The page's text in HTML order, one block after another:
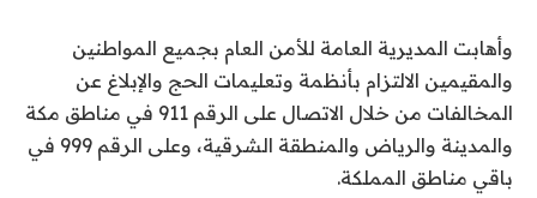
وأهابت المديرية العامة للأمن العام بجميع المواطنين
والمقيمين الالتزام بأنظمة وتعليمات الحج والإبلاغ عن
المخالفات من خلال الاتصال على الرقم 911 في مناطق مكة
والمدينة والرياض والمنطقة الشرقية، وعلى الرقم 999 في
باقي مناطق المملكة.